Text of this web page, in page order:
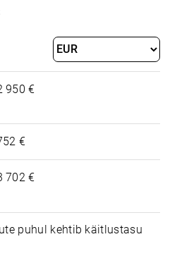
950 €
€
702 €
puhul kehtib käitlustasu